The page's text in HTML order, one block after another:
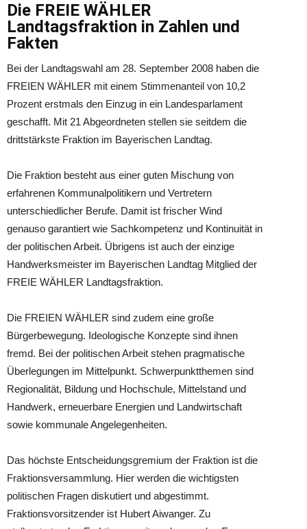
Die FREIE WÄHLER
Landtagsfraktion in Zahlen und
Fakten
Bei der Landtagswahl am 28. September 2008 haben die
FREIEN WÄHLER mit einem Stimmenanteil von 10,2
Prozent erstmals den Einzug in ein Landesparlament
geschafft. Mit 21 Abgeordneten stellen sie seitdem die
drittstärkste Fraktion im Bayerischen Landtag.
Die Fraktion besteht aus einer guten Mischung von
erfahrenen Kommunalpolitikern und Vertretern
unterschiedlicher Berufe. Damit ist frischer Wind
genauso garantiert wie Sachkompetenz und Kontinuität in
der politischen Arbeit. Übrigens ist auch der einzige
Handwerksmeister im Bayerischen Landtag Mitglied der
FREIE WÄHLER Landtagsfraktion.
Die FREIEN WÄHLER sind zudem eine große
Bürgerbewegung. Ideologische Konzepte sind ihnen
fremd. Bei der politischen Arbeit stehen pragmatische
Überlegungen im Mittelpunkt. Schwerpunktthemen sind
Regionalität, Bildung und Hochschule, Mittelstand und
Handwerk, erneuerbare Energien und Landwirtschaft
sowie kommunale Angelegenheiten.
Das höchste Entscheidungsgremium der Fraktion ist die
Fraktionsversammlung. Hier werden die wichtigsten
politischen Fragen diskutiert und abgestimmt.
Fraktionsvorsitzender ist Hubert Aiwanger. Zu